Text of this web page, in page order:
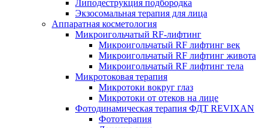
Липодеструкция подбородка
Экзосомальная терапия для лица
Аппаратная косметология
Микроигольчатый RF-лифтинг
Микроигольчатый RF лифтинг век
Микроигольчатый RF лифтинг живота
Микроигольчатый RF лифтинг тела
Микротоковая терапия
Микротоки вокруг глаз
Микротоки от отеков на лице
Фотодинамическая терапия ФДТ REVIXAN
Фототерапия